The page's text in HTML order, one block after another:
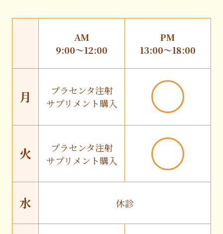
月
火
水
AM
9:00〜12:00
プラセンタ注射
サプリメント購入
プラセンタ注射
サプリメント購入
休診
PM
13:00〜18:00